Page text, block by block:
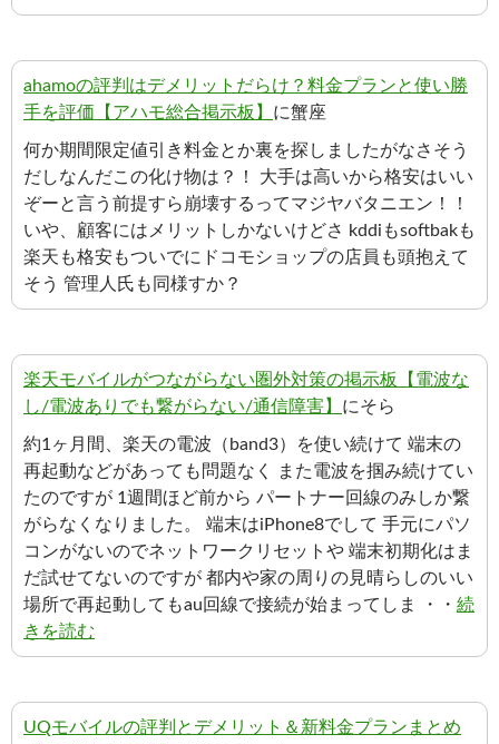
ahamoの評判はデメリットだらけ？料金プランと使い勝
手を評価【アハモ総合掲示板】 に蟹座
何か期間限定値引き料金とか裏を探しましたがなさそう
だしなんだこの化け物は？！ 大手は高いから格安はいい
ぞーと言う前提すら崩壊するってマジヤバタニエン！！
いや、顧客にはメリットしかないけどさ kddiもsoftbakも
楽天も格安もついでにドコモショップの店員も頭抱えて
そう 管理人氏も同様すか？
楽天モバイルがつながらない圏外対策の掲示板【電波な
し/電波ありでも繋がらない/通信障害】 にそら
約1ヶ月間、楽天の電波（band3）を使い続けて 端末の
再起動などがあっても問題なく また電波を掴み続けてい
たのですが 1週間ほど前から パートナー回線のみしか繋
がらなくなりました。 端末はiPhone8でして 手元にパソ
コンがないのでネットワークリセットや 端末初期化はま
だ試せてないのですが 都内や家の周りの見晴らしのいい
場所で再起動してもau回線で接続が始まってしま ・・ 続
きを読む
UQモバイルの評判とデメリット＆新料金プランまとめ